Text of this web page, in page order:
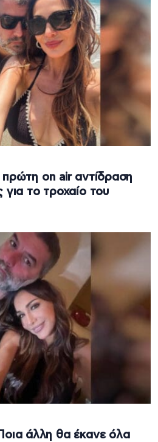
on air αντίδραση
για το τροχαίο του
άλλη θα έκανε όλα